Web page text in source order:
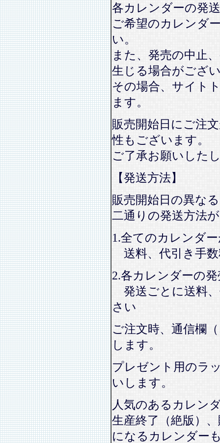
各カレンダーの発
ご希望のカレンダ
い。
また、発売の中止
生じる場合がござ
その場合、サイト
ます。
販売開始日にご注
性もございます。
ご了承お願いした
【発送方法】
販売開始日の異な
二通りの発送方法
1.全てのカレンダ
送料、代引き手
2.各カレンダーの
発送ごとに送料
さい
ご注文時、通信欄
します。
プレゼント用のラ
いします。
人気のあるカレン
生産終了（絶版）
になるカレンダー